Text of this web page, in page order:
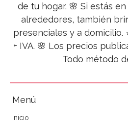
de tu hogar. 🌸 Si estás
alrededores, también
presenciales y a domicilio.
+ IVA. 🌸 Los precios
Todo método
Menú
Inicio